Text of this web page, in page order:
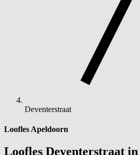
Deventerstraat
Loofles Apeldoorn
Loofles Deventerstraat in